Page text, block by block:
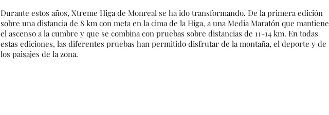
Durante estos años, Xtreme Higa de Monreal se ha ido transformando. De la primera edición
sobre una distancia de 8 km con meta en la cima de la Higa, a una Media Maratón que mantiene
el ascenso a la cumbre y que se combina con pruebas sobre distancias de 11-14 km. En todas
estas ediciones, las diferentes pruebas han permitido disfrutar de la montaña, el deporte y de
los paisajes de la zona.